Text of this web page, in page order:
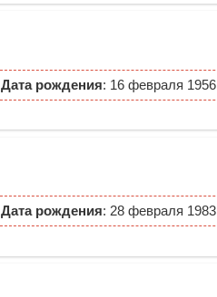
Дата рождения: 16 февраля 1956
Дата рождения: 28 февраля 1983